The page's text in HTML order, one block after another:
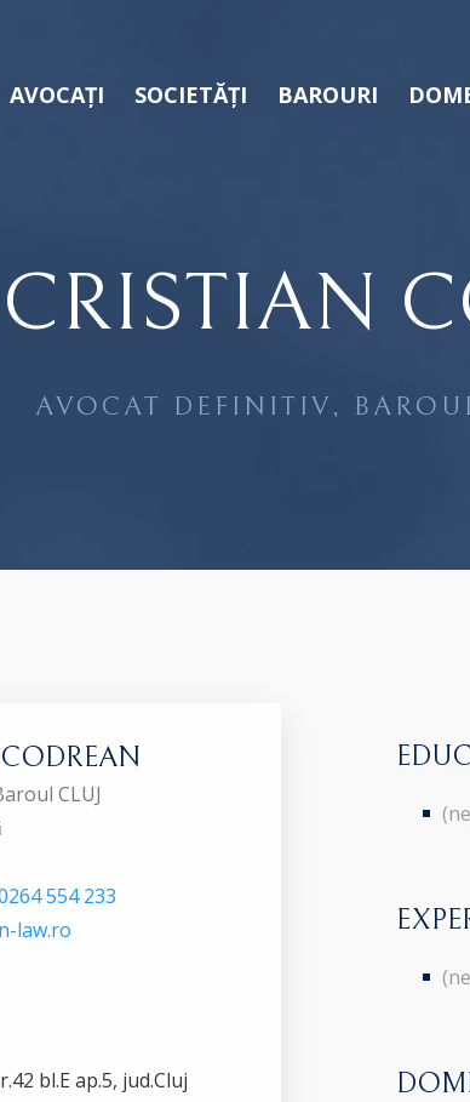
AVOCAȚI SOCIETĂȚI BAROURI
AVOCAT DEFINITIV,
CLUJ
554 233
law.ro
bl.E ap.5, jud.Cluj